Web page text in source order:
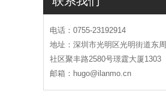
电话：0755-23192914
地址：深圳市光明区光明街道东周
社区聚丰路2580号璟霆大厦1303
邮箱：hugo@ilanmo.cn